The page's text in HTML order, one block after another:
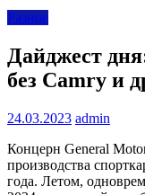
Разное
Дайджест
без Camry и
24.03.2023 admin
Концерн General
производства
года. Летом,